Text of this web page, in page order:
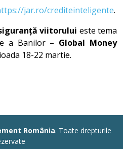
jar.ro/crediteinteligente.
viitorului este tema
a Banilor – Global Money
18-22 martie.
România. Toate drepturile